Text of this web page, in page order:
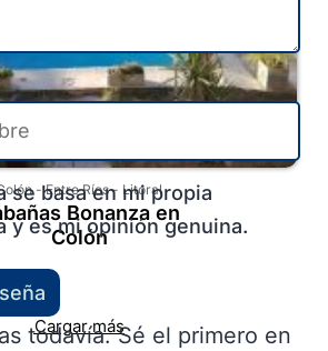
-Entre Ríos- Litoral
Bonanza en
Colón
Cargar más
se basa en mi propia
y es mi opinión genuina.
todavía. Sé el primero en